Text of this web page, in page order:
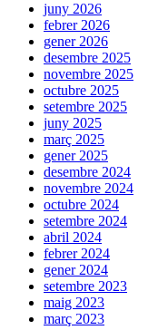
juny 2026
febrer 2026
gener 2026
desembre 2025
novembre 2025
octubre 2025
setembre 2025
juny 2025
març 2025
gener 2025
desembre 2024
novembre 2024
octubre 2024
setembre 2024
abril 2024
febrer 2024
gener 2024
setembre 2023
maig 2023
març 2023